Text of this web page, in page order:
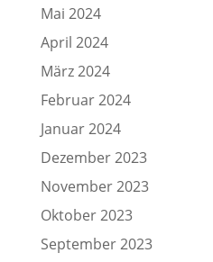
Mai 2024
April 2024
März 2024
Februar 2024
Januar 2024
Dezember 2023
November 2023
Oktober 2023
September 2023